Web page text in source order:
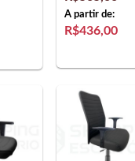
A partir de:
R$436,00